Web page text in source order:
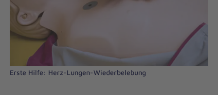
Erste Hilfe: Herz-Lungen-Wiederbelebung